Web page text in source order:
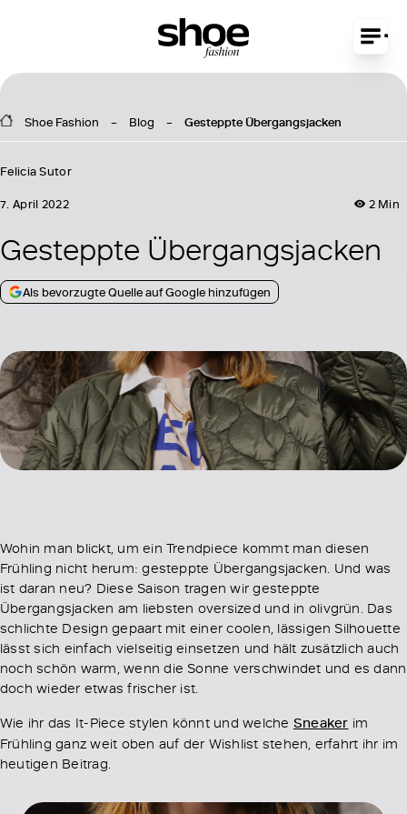
Shoe Fashion Blog Gesteppte Übergangsjacken
Felicia Sutor
2 Min
7. April 2022
Gesteppte Übergangsjacken
Als bevorzugte Quelle auf Google hinzufügen
Wohin man blickt, um ein Trendpiece kommt man diesen
Frühling nicht herum: gesteppte Übergangsjacken. Und was
ist daran neu? Diese Saison tragen wir gesteppte
Übergangsjacken am liebsten oversized und in olivgrün. Das
schlichte Design gepaart mit einer coolen, lässigen Silhouette
lässt sich einfach vielseitig einsetzen und hält zusätzlich auch
noch schön warm, wenn die Sonne verschwindet und es dann
doch wieder etwas frischer ist.
Wie ihr das It-Piece stylen könnt und welche Sneaker im
Frühling ganz weit oben auf der Wishlist stehen, erfahrt ihr im
heutigen Beitrag.